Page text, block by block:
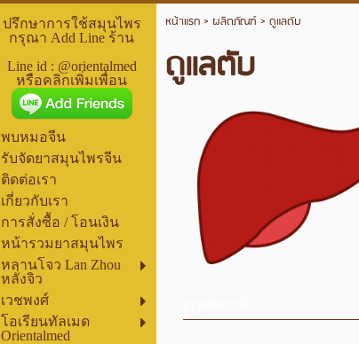
ปรึกษาการใช้สมุนไพร
กรุณา Add Line ร้าน
Line id : @orientalmed
หรือคลิกเพิ่มเพื่อน
พบหมอจีน
รับจัดยาสมุนไพรจีน
ติดต่อเรา
เกี่ยวกับเรา
การสั่งซื้อ / โอนเงิน
หน้ารวมยาสมุนไพร
หลานโจว Lan Zhou
หลั่งจิว
เวชพงศ์
โอเรียนทัลเมด
Orientalmed
หน้าแรก> ผลิตภัณฑ์> ดูแลตับ
ดูแลตับ